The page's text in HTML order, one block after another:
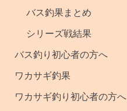
バス釣果まとめ
シリーズ戦結果
バス釣り初心者の方へ
ワカサギ釣果
ワカサギ釣り初心者の方へ